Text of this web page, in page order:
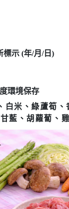
示 (年/月/日)
環境保存
白米、綠蘆筍、
甘藍、胡蘿蔔、